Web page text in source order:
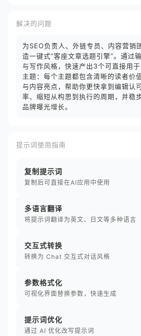
解决的问题
为SEO负责人、外链专员、内容营销
造一键式“客座文章选题引擎”。通过
与写作风格，快速产出3个可直接用
主题：每个主题都包含清晰的读者价
与内容亮点，帮助你更快拿到编辑认
率、缩短从构思到执行的周期，并稳
品牌曝光增长。
提示词使用指南
复制提示词
复制后可直接在AI应用中使用
多语言翻译
将提示词翻译为英文、日文等多种语言
交互式转换
转换为 Chat 交互式对话风格
参数格式化
可视化界面替换参数，快速生成
提示词优化
通过 AI 优化改写提示词